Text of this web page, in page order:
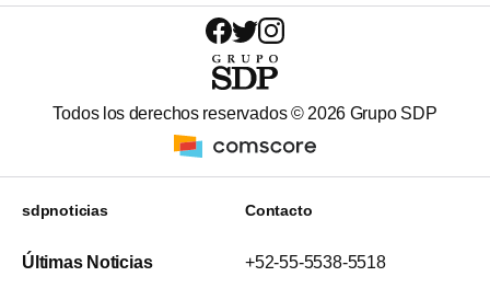
Todos los derechos reservados ©2026 Grupo SDP
sdpnoticias
Últimas Noticias
Contacto
+52-55-5538-5518